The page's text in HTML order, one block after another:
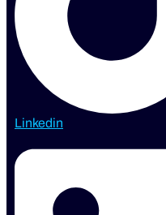
Linkedin